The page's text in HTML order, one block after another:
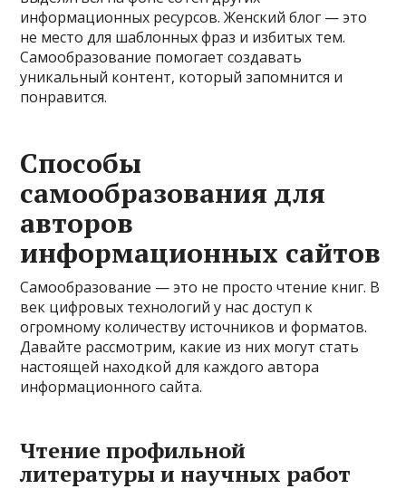
информационных ресурсов. Женский блог — это
не место для шаблонных фраз и избитых тем.
Самообразование помогает создавать
уникальный контент, который запомнится и
понравится.
Способы
самообразования для
авторов
информационных сайтов
Самообразование — это не просто чтение книг. В
век цифровых технологий у нас доступ к
огромному количеству источников и форматов.
Давайте рассмотрим, какие из них могут стать
настоящей находкой для каждого автора
информационного сайта.
Чтение профильной
литературы и научных работ